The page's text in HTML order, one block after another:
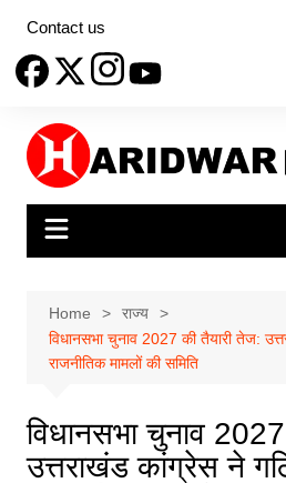
content
Contact us
Home
राज्य
विधानसभा चुनाव 2027 की तैयारी तेज:
राजनीतिक मामलों की समिति
विधानसभा चुनाव
उत्तराखंड कांग्रेस ने